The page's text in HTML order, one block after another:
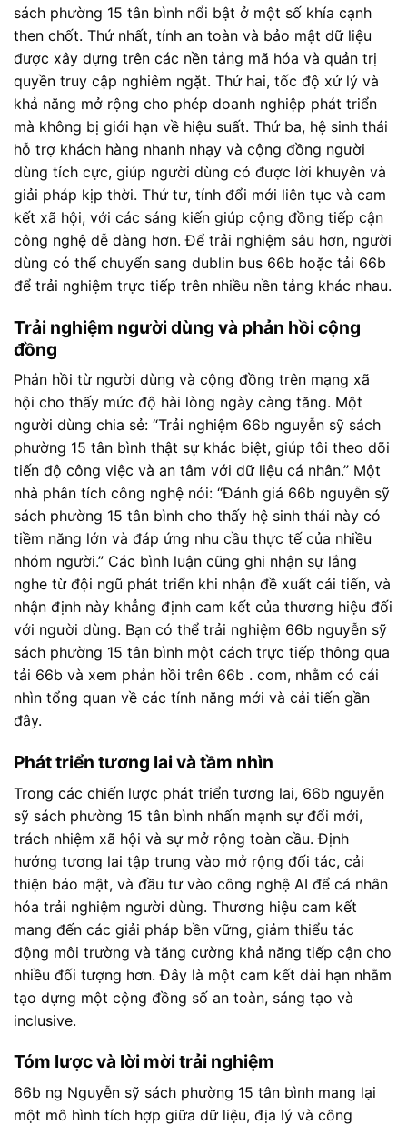
sách phường 15 tân bình nổi bật ở một số khía cạnh
then chốt. Thứ nhất, tính an toàn và bảo mật dữ liệu
được xây dựng trên các nền tảng mã hóa và quản trị
quyền truy cập nghiêm ngặt. Thứ hai, tốc độ xử lý và
khả năng mở rộng cho phép doanh nghiệp phát triển
mà không bị giới hạn về hiệu suất. Thứ ba, hệ sinh thái
hỗ trợ khách hàng nhanh nhạy và cộng đồng người
dùng tích cực, giúp người dùng có được lời khuyên và
giải pháp kịp thời. Thứ tư, tính đổi mới liên tục và cam
kết xã hội, với các sáng kiến giúp cộng đồng tiếp cận
công nghệ dễ dàng hơn. Để trải nghiệm sâu hơn, người
dùng có thể chuyển sang dublin bus 66b hoặc tải 66b
để trải nghiệm trực tiếp trên nhiều nền tảng khác nhau.
Trải nghiệm người dùng và phản hồi cộng
đồng
Phản hồi từ người dùng và cộng đồng trên mạng xã
hội cho thấy mức độ hài lòng ngày càng tăng. Một
người dùng chia sẻ: “Trải nghiệm 66b nguyễn sỹ sách
phường 15 tân bình thật sự khác biệt, giúp tôi theo dõi
tiến độ công việc và an tâm với dữ liệu cá nhân.” Một
nhà phân tích công nghệ nói: “Đánh giá 66b nguyễn sỹ
sách phường 15 tân bình cho thấy hệ sinh thái này có
tiềm năng lớn và đáp ứng nhu cầu thực tế của nhiều
nhóm người.” Các bình luận cũng ghi nhận sự lắng
nghe từ đội ngũ phát triển khi nhận đề xuất cải tiến, và
nhận định này khẳng định cam kết của thương hiệu đối
với người dùng. Bạn có thể trải nghiệm 66b nguyễn sỹ
sách phường 15 tân bình một cách trực tiếp thông qua
tải 66b và xem phản hồi trên 66b . com, nhằm có cái
nhìn tổng quan về các tính năng mới và cải tiến gần
đây.
Phát triển tương lai và tầm nhìn
Trong các chiến lược phát triển tương lai, 66b nguyễn
sỹ sách phường 15 tân bình nhấn mạnh sự đổi mới,
trách nhiệm xã hội và sự mở rộng toàn cầu. Định
hướng tương lai tập trung vào mở rộng đối tác, cải
thiện bảo mật, và đầu tư vào công nghệ AI để cá nhân
hóa trải nghiệm người dùng. Thương hiệu cam kết
mang đến các giải pháp bền vững, giảm thiểu tác
động môi trường và tăng cường khả năng tiếp cận cho
nhiều đối tượng hơn. Đây là một cam kết dài hạn nhằm
tạo dựng một cộng đồng số an toàn, sáng tạo và
inclusive.
Tóm lược và lời mời trải nghiệm
66b ng Nguyễn sỹ sách phường 15 tân bình mang lại
một mô hình tích hợp giữa dữ liệu, địa lý và công